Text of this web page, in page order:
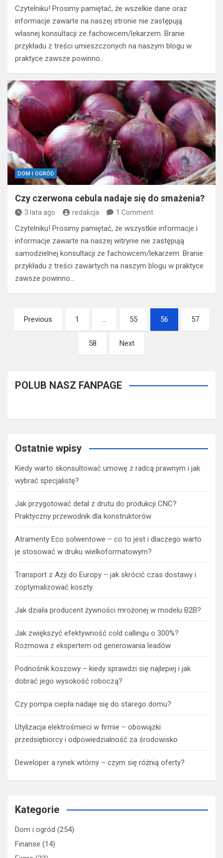
Czytelniku! Prosimy pamiętać, że wszelkie dane oraz
informacje zawarte na naszej stronie nie zastępują
własnej konsultacji ze fachowcem/lekarzem. Branie
przykładu z treści umieszczonych na naszym blogu w
praktyce zawsze powinno…
DOM I OGRÓD
Czy czerwona cebula nadaje się do smażenia?
3 lata ago redakcja 1 Comment
Czytelniku! Prosimy pamiętać, że wszystkie informacje i
informacje zawarte na naszej witrynie nie zastępują
samodzielnej konsultacji ze fachowcem/lekarzem. Branie
przykładu z treści zawartych na naszym blogu w praktyce
zawsze powinno…
Stronicowanie
wpisów
Previous 1 … 55 56 57
58 Next
POLUB NASZ FANPAGE
Ostatnie wpisy
Kiedy warto skonsultować umowę z radcą prawnym i jak
wybrać specjalistę?
Jak przygotować detal z drutu do produkcji CNC?
Praktyczny przewodnik dla konstruktorów
Atramenty Eco solwentowe – co to jest i dlaczego warto
je stosować w druku wielkoformatowym?
Transport z Azji do Europy – jak skrócić czas dostawy i
zoptymalizować koszty
Jak działa producent żywności mrożonej w modelu B2B?
Jak zwiększyć efektywność cold callingu o 300%?
Rozmowa z ekspertem od generowania leadów
Podnośnik koszowy – kiedy sprawdzi się najlepiej i jak
dobrać jego wysokość roboczą?
Czy pompa ciepła nadaje się do starego domu?
Utylizacja elektrośmieci w firmie – obowiązki
przedsiębiorcy i odpowiedzialność za środowisko
Deweloper a rynek wtórny – czym się różnią oferty?
Kategorie
Dom i ogród (254)
Finanse (14)